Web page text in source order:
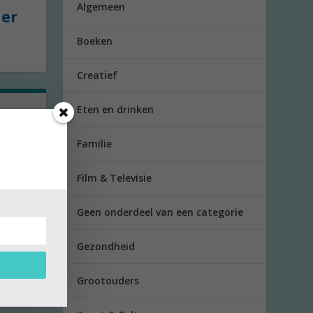
Algemeen
Boeken
Creatief
Eten en drinken
Familie
Film & Televisie
Geen onderdeel van een categorie
Gezondheid
Grootouders